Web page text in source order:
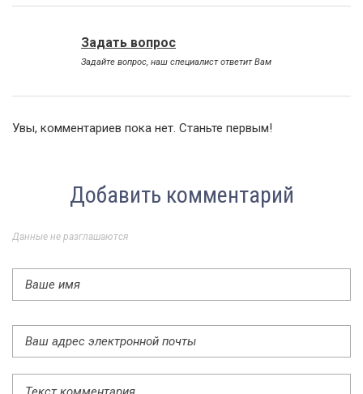
Задать вопрос
Задайте вопрос, наш специалист ответит Вам
Увы, комментариев пока нет. Станьте первым!
Добавить комментарий
Данные не разглашаются